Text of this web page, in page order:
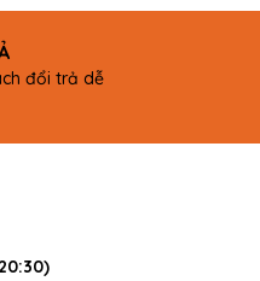
đổi trả dễ